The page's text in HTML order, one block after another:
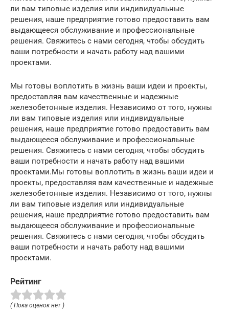
ли вам типовые изделия или индивидуальные
решения, наше предприятие готово предоставить вам
выдающееся обслуживание и профессиональные
решения. Свяжитесь с нами сегодня, чтобы обсудить
ваши потребности и начать работу над вашими
проектами.
Мы готовы воплотить в жизнь ваши идеи и проекты,
предоставляя вам качественные и надежные
железобетонные изделия. Независимо от того, нужны
ли вам типовые изделия или индивидуальные
решения, наше предприятие готово предоставить вам
выдающееся обслуживание и профессиональные
решения. Свяжитесь с нами сегодня, чтобы обсудить
ваши потребности и начать работу над вашими
проектами.Мы готовы воплотить в жизнь ваши идеи и
проекты, предоставляя вам качественные и надежные
железобетонные изделия. Независимо от того, нужны
ли вам типовые изделия или индивидуальные
решения, наше предприятие готово предоставить вам
выдающееся обслуживание и профессиональные
решения. Свяжитесь с нами сегодня, чтобы обсудить
ваши потребности и начать работу над вашими
проектами.
Рейтинг
( Пока оценок нет )